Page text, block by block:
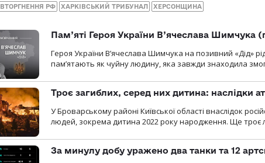
ВТОРГНЕННЯ РФ ХАРКІВСЬКИЙ ТРИБУНАЛ ХЕРСОНЩИНА
Пам’яті Героя України В’ячеслава Шимчука
Героя України В’ячеслава Шимчука на позивний «Дід»
пам’ятають як чуйну людину, яка завжди знаходила
Троє загиблих, серед них дитина: наслідки
У Броварському районі Київської області внаслідок
людей, зокрема дитина 2022 року народження. Ще троє
За минулу добу уражено два танки та 12